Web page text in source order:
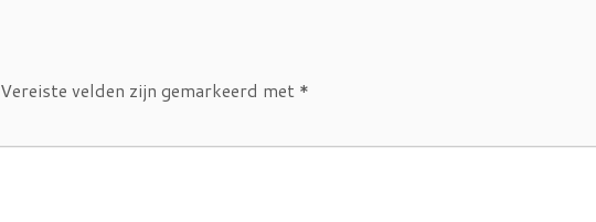
Vereiste velden zijn gemarkeerd met *